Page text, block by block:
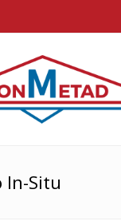
In-Situ